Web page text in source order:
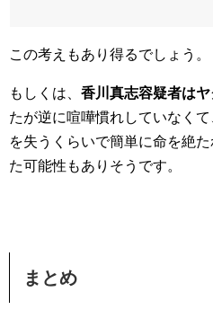
この考えもあり得るでしょう。
もしくは、 香川真志容疑者は
たが逆に喧嘩慣れしていなく
を失うくらいで簡単に命を絶
た可能性もありそうです。
まとめ